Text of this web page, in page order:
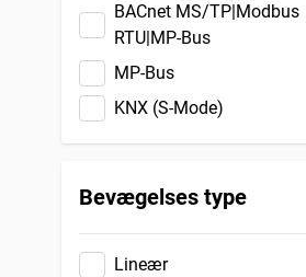
BACnet MS/TP|Modbus
RTU|MP-Bus
MP-Bus
KNX (S-Mode)
Bevægelses type
filter
Lineær